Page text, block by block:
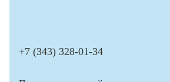
+7 (343) 328-01-34